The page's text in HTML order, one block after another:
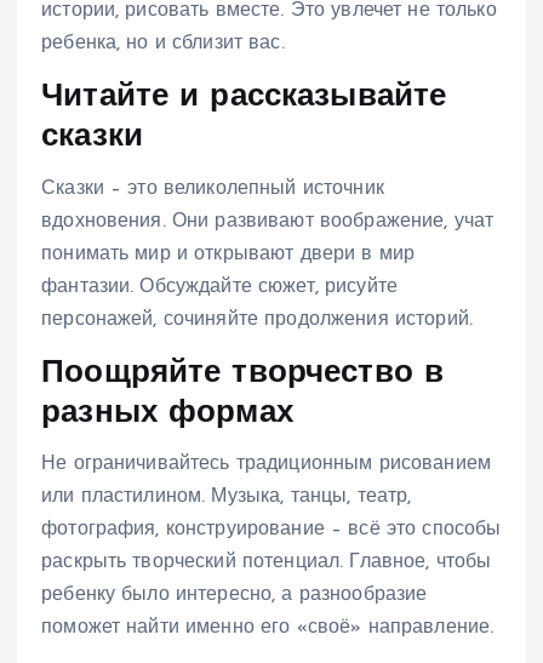
истории, рисовать вместе. Это увлечет не только
ребенка, но и сблизит вас.
Читайте и рассказывайте
сказки
Сказки – это великолепный источник
вдохновения. Они развивают воображение, учат
понимать мир и открывают двери в мир
фантазии. Обсуждайте сюжет, рисуйте
персонажей, сочиняйте продолжения историй.
Поощряйте творчество в
разных формах
Не ограничивайтесь традиционным рисованием
или пластилином. Музыка, танцы, театр,
фотография, конструирование – всё это способы
раскрыть творческий потенциал. Главное, чтобы
ребенку было интересно, а разнообразие
поможет найти именно его «своё» направление.